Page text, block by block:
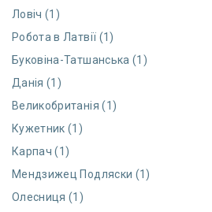
Ловіч (1)
Робота в Латвії (1)
Буковіна-Татшанська (1)
Данія (1)
Великобританія (1)
Кужетник (1)
Карпач (1)
Мендзижец Подляски (1)
Олесниця (1)